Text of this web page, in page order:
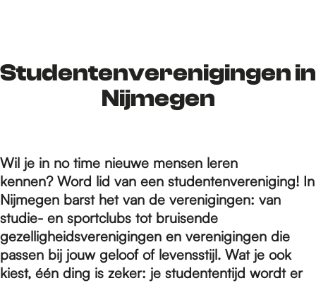
d
h
o
Studentenverenigingen in
Nijmegen
Wil je in no time nieuwe mensen leren
kennen? Word lid van een studentenvereniging! In
Nijmegen barst het van de verenigingen: van
studie- en sportclubs tot bruisende
gezelligheidsverenigingen en verenigingen die
passen bij jouw geloof of levensstijl. Wat je ook
kiest, één ding is zeker: je studententijd wordt er